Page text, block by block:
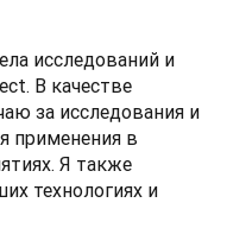
исследований и
В качестве
за исследования и
применения в
Я также
технологиях и